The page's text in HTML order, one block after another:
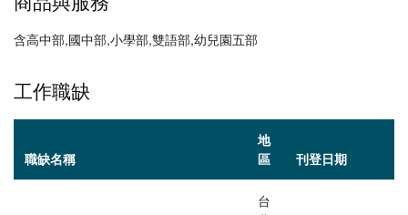
含高中部,國中部,小學部,雙語部,幼兒園五部
工作職缺
職缺名稱
地
區
刊登日期
台